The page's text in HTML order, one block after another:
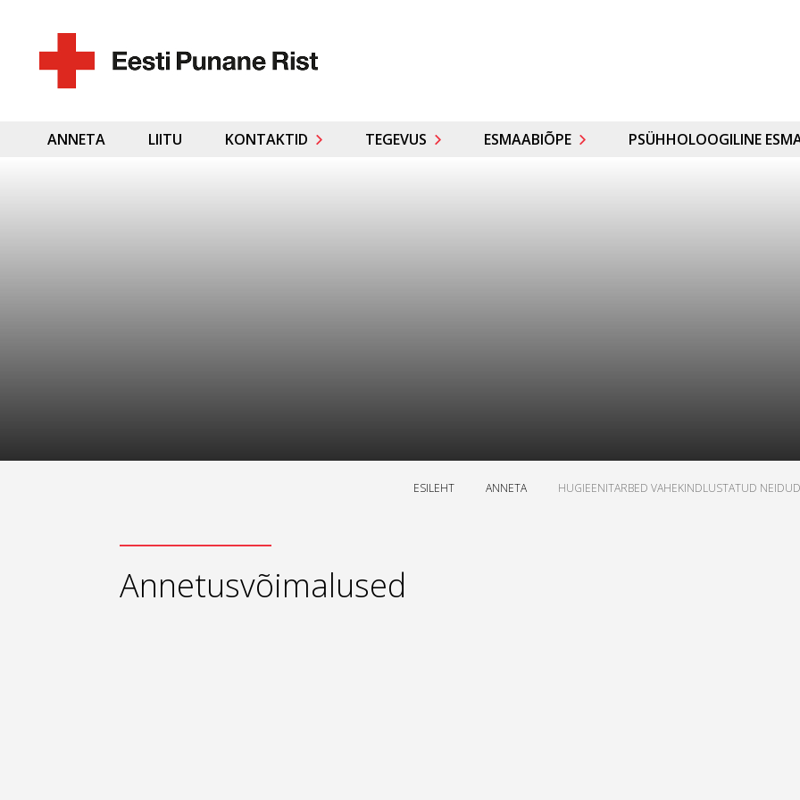
ANNETA LIITU KONTAKTID TEGEVUS ESMAABIÕPE PSÜHHOLOOGILINE
ESILEHT ANNETA HUGIEENITARBED VAHEKINDLUSTATUD
Annetusvõimalused